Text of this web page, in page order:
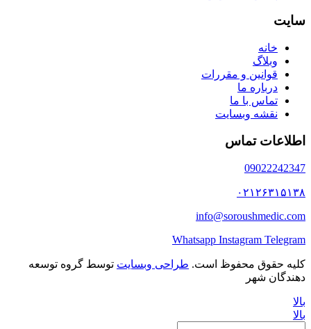
سایت
خانه
وبلاگ
قوانین و مقررات
درباره ما
تماس با ما
نقشه وبسایت
اطلاعات تماس
09022242347
۰۲۱۲۶۳۱۵۱۳۸
info@soroushmedic.com
Whatsapp Instagram Telegram
کلیه حقوق محفوظ است. طراحی وبسایت توسط گروه توسعه
دهندگان شهر
بالا
بالا